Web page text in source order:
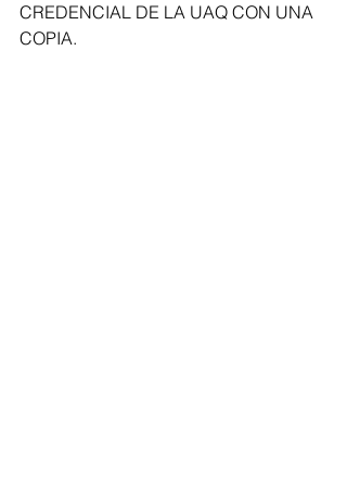
CREDENCIAL DE LA UAQ CON UNA
COPIA.